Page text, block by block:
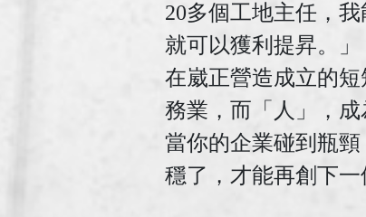
20多個工地主任，
就可以獲利提昇。」
在崴正營造成立的
務業，而「人」，
當你的企業碰到瓶
穩了，才能再創下一